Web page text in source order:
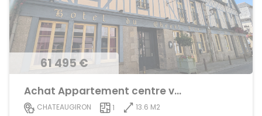
61 495 €
Achat Appartement centre ville
CHATEAUGIRON 1
13.6 M2